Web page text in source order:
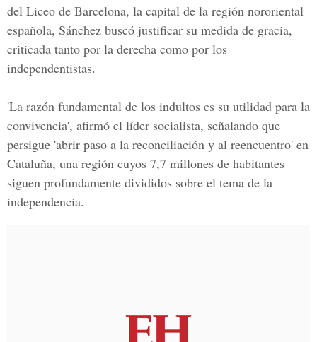
del Liceo de Barcelona, la capital de la región nororiental
española, Sánchez buscó justificar su medida de gracia,
criticada tanto por la derecha como por los
independentistas.
'La razón fundamental de los indultos es su utilidad para la
convivencia', afirmó el líder socialista, señalando que
persigue 'abrir paso a la reconciliación y al reencuentro' en
Cataluña, una región cuyos 7,7 millones de habitantes
siguen profundamente divididos sobre el tema de la
independencia.